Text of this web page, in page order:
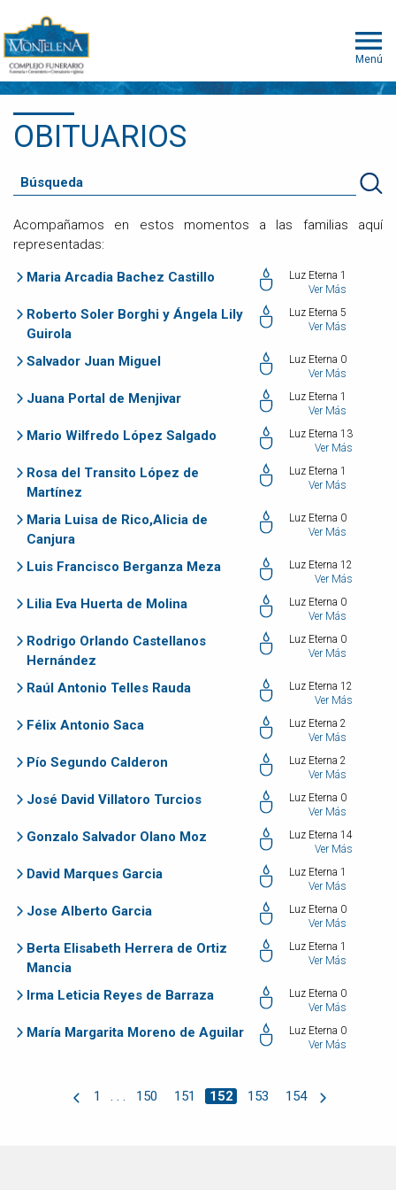
Menú
OBITUARIOS
Acompañamos en estos momentos a las familias aquí
representadas:
Maria Arcadia Bachez Castillo
Luz Eterna 1
Ver Más
Roberto Soler Borghi y Ángela Lily
Guirola
Luz Eterna 5
Ver Más
Salvador Juan Miguel
Luz Eterna 0
Ver Más
Juana Portal de Menjivar
Luz Eterna 1
Ver Más
Mario Wilfredo López Salgado
Luz Eterna 13
Ver Más
Rosa del Transito López de
Martínez
Luz Eterna 1
Ver Más
Maria Luisa de Rico,Alicia de
Canjura
Luz Eterna 0
Ver Más
Luis Francisco Berganza Meza
Luz Eterna 12
Ver Más
Lilia Eva Huerta de Molina
Luz Eterna 0
Ver Más
Rodrigo Orlando Castellanos
Hernández
Luz Eterna 0
Ver Más
Raúl Antonio Telles Rauda
Luz Eterna 12
Ver Más
Félix Antonio Saca
Luz Eterna 2
Ver Más
Pío Segundo Calderon
Luz Eterna 2
Ver Más
José David Villatoro Turcios
Luz Eterna 0
Ver Más
Gonzalo Salvador Olano Moz
Luz Eterna 14
Ver Más
David Marques Garcia
Luz Eterna 1
Ver Más
Jose Alberto Garcia
Luz Eterna 0
Ver Más
Berta Elisabeth Herrera de Ortiz
Mancia
Luz Eterna 1
Ver Más
Irma Leticia Reyes de Barraza
Luz Eterna 0
Ver Más
María Margarita Moreno de Aguilar
Luz Eterna 0
Ver Más
1 . . . 150 151 152 153 154